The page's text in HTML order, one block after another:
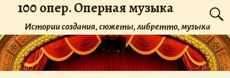
100 опер. Оперная музыка
Истории создания, сюжеты, либретто, музыка